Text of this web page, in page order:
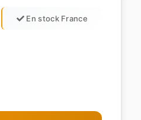
En stock France